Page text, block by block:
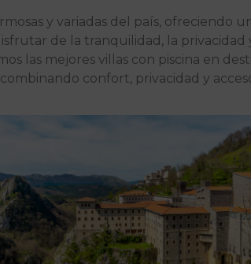
y variadas del país,
de la tranquilidad, la
las mejores villas con piscina en
confort, privacidad y